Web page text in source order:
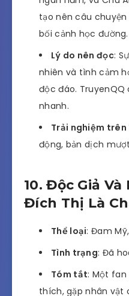
tạo nên câu
bối cảnh học đường.
Lý do nên đọc:
nhiên và tình cảm
độc đáo.
nhanh.
Trải nghiệm trên
động, bản dịch
10. Độc Giả
Đích Thị Là
Thể loại: Đam
Tình trạng: Đã
Tóm tắt: Một
thích, gặp nhân vật